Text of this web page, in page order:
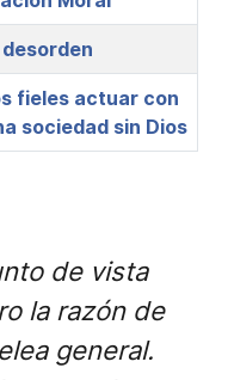
fieles actuar con
sociedad sin Dios
de vista
la razón de
general.